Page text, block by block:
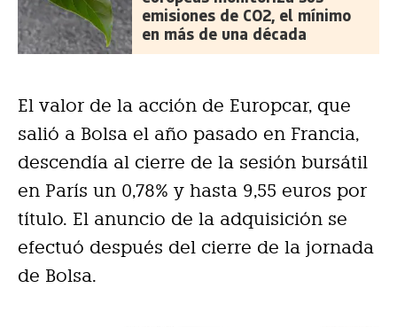
emisiones de CO2, el mínimo
en más de una década
El valor de la acción de Europcar, que
salió a Bolsa el año pasado en Francia,
descendía al cierre de la sesión bursátil
en París un 0,78% y hasta 9,55 euros por
título. El anuncio de la adquisición se
efectuó después del cierre de la jornada
de Bolsa.